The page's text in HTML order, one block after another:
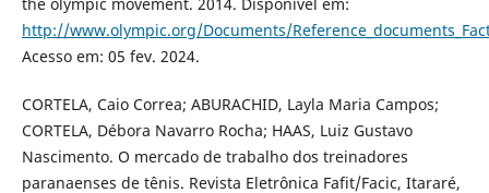
http://www.olympic.org/Documents/
Acesso em: 05 fev. 2024.
CORTELA, Caio Correa; ABURACHID, Layla Maria Campos;
CORTELA, Débora Navarro Rocha; HAAS, Luiz Gustavo
Nascimento. O mercado de trabalho dos treinadores
paranaenses de tênis. Revista Eletrônica Fafit/Facic, Itararé,